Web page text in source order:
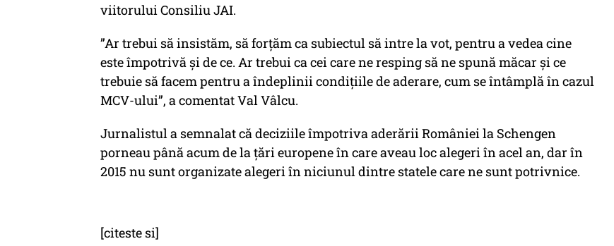
viitorului Consiliu JAI.
”Ar trebui să insistăm, să forțăm ca subiectul să intre la vot, pentru a vedea cine
este împotrivă și de ce. Ar trebui ca cei care ne resping să ne spună măcar și ce
trebuie să facem pentru a îndeplinii condițiile de aderare, cum se întâmplă în cazul
MCV-ului”, a comentat Val Vâlcu.
Jurnalistul a semnalat că deciziile împotriva aderării României la Schengen
porneau până acum de la țări europene în care aveau loc alegeri în acel an, dar în
2015 nu sunt organizate alegeri în niciunul dintre statele care ne sunt potrivnice.
[citeste si]